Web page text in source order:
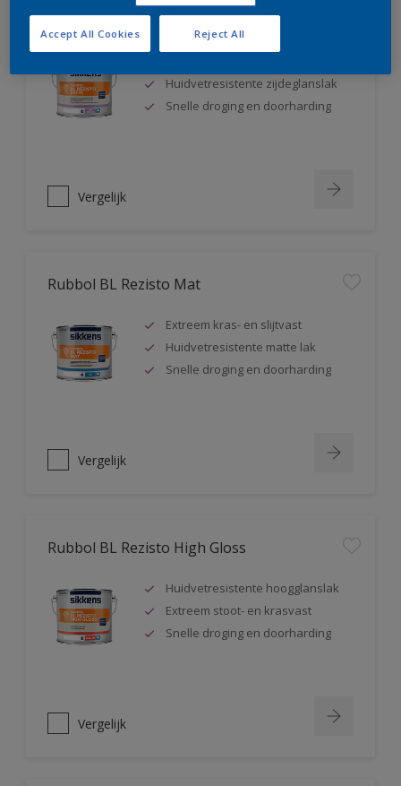
Rubbol BL Rezisto Satin
Huidvetresistente zijdeglanslak
Snelle droging en doorharding
Vergelijk
Rubbol BL Rezisto Mat
Extreem kras- en slijtvast
Huidvetresistente matte lak
Snelle droging en doorharding
Vergelijk
Rubbol BL Rezisto High Gloss
Huidvetresistente hoogglanslak
Extreem stoot- en krasvast
Snelle droging en doorharding
Vergelijk
Reject All
Accept All Cookies